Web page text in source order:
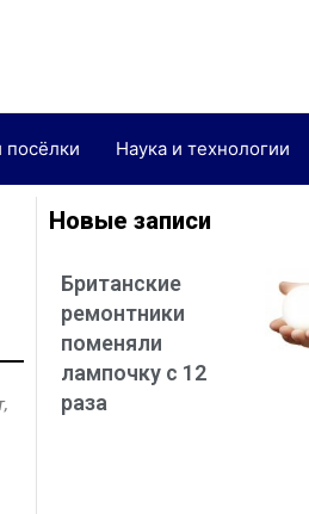
посёлки Наука и технологии
Новые записи
Британские
ремонтники
поменяли
лампочку с 12
раза